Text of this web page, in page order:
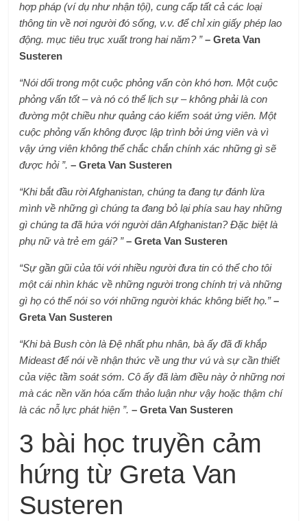
hợp pháp (ví dụ như nhận tội), cung cấp tất cả các loại
thông tin về nơi người đó sống, v.v. để chỉ xin giấy phép lao
động. mục tiêu trục xuất trong hai năm? ”– Greta Van
Susteren
“Nói dối trong một cuộc phỏng vấn còn khó hơn. Một cuộc
phỏng vấn tốt – và nó có thể lịch sự – không phải là con
đường một chiều như quảng cáo kiểm soát ứng viên. Một
cuộc phỏng vấn không được lập trình bởi ứng viên và vì
vậy ứng viên không thể chắc chắn chính xác những gì sẽ
được hỏi ”.– Greta Van Susteren
“Khi bắt đầu rời Afghanistan, chúng ta đang tự đánh lừa
mình về những gì chúng ta đang bỏ lại phía sau hay những
gì chúng ta đã hứa với người dân Afghanistan? Đặc biệt là
phụ nữ và trẻ em gái? ”– Greta Van Susteren
“Sự gần gũi của tôi với nhiều người đưa tin có thể cho tôi
một cái nhìn khác về những người trong chính trị và những
gì họ có thể nói so với những người khác không biết họ.”–
Greta Van Susteren
“Khi bà Bush còn là Đệ nhất phu nhân, bà ấy đã đi khắp
Mideast để nói về nhận thức về ung thư vú và sự cần thiết
của việc tầm soát sớm. Cô ấy đã làm điều này ở những nơi
mà các nền văn hóa cấm thảo luận như vậy hoặc thậm chí
là các nỗ lực phát hiện ”. – Greta Van Susteren
3 bài học truyền cảm
hứng từ Greta Van
Susteren